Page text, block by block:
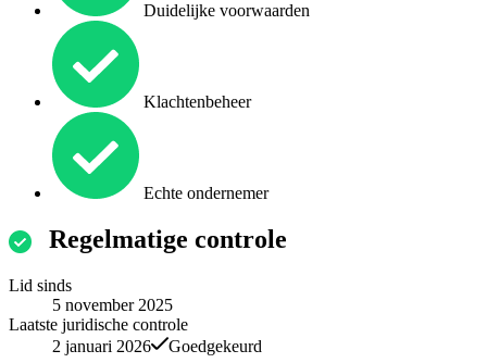
Duidelijke voorwaarden
Klachtenbeheer
Echte ondernemer
Regelmatige controle
Lid sinds
5 november 2025
Laatste juridische controle
2 januari 2026
Goedgekeurd